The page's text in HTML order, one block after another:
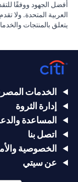
أفضل الجهود ووفقًا
العربية المتحدة. ولا
يتعلق بالمنتجات
الخدمات
إدارة الثروة
المساعدة
اتصل بنا
الخصوصية
عن سيتي